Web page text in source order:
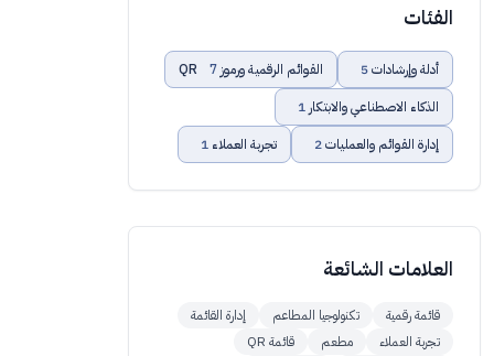
الفئات
أدلة وإرشادات5 القوائم الرقمية ورموز QR 7
الذكاء الاصطناعي والابتكار 1
إدارة القوائم والعمليات2 تجربة العملاء 1
العلامات الشائعة
قائمة رقمية تكنولوجيا المطاعم
إدارة القائمة
تجربة العملاء
مطعم
قائمة QR